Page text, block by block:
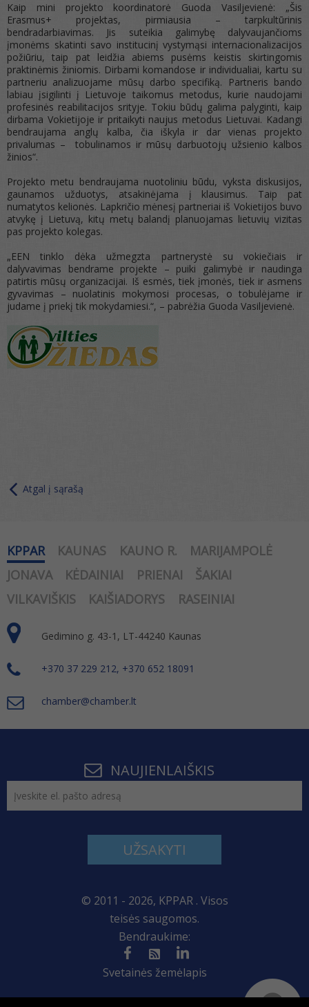
Kaip mini projekto koordinatorė Guoda Vasiljevienė: „Šis
Erasmus+ projektas, pirmiausia – tarpkultūrinis
bendradarbiavimas. Jis suteikia galimybę dalyvaujančioms
įmonėms skatinti savo institucinį vystymąsi internacionalizacijos
požiūriu, taip pat leidžia abiems pusėms keistis skirtingomis
praktinėmis žiniomis. Dirbami komandose ir individualiai, kartu su
partneriu analizuojame mūsų darbo specifiką. Partneris bando
labiau įsigilinti į Lietuvoje taikomus metodus, kurie naudojami
profesinės reabilitacijos srityje. Tokiu būdų galima palyginti, kaip
dirbama Vokietijoje ir pritaikyti naujus metodus Lietuvai. Kadangi
bendraujama anglų kalba, čia iškyla ir dar vienas projekto
privalumas – tobulinamos ir mūsų darbuotojų užsienio kalbos
žinios“.
Projekto metu bendraujama nuotoliniu būdu, vyksta diskusijos,
gaunamos užduotys, atsakinėjama į klausimus. Taip pat
numatytos kelionės. Lapkričio mėnesį partneriai iš Vokietijos buvo
atvykę į Lietuvą, kitų metų balandį planuojamas lietuvių vizitas
pas projekto kolegas.
„EEN tinklo dėka užmegzta partnerystė su vokiečiais ir
dalyvavimas bendrame projekte – puiki galimybė ir naudinga
patirtis mūsų organizacijai. Iš esmės, tiek įmonės, tiek ir asmens
gyvavimas – nuolatinis mokymosi procesas, o tobulėjame ir
judame į priekį tik mokydamiesi.“, – pabrėžia Guoda Vasiljevienė.
Atgal į sąrašą
KPPAR KAUNAS KAUNO R.
MARIJAMPOLĖ
JONAVA
KĖDAINIAI PRIENAI
ŠAKIAI
VILKAVIŠKIS
KAIŠIADORYS RASEINIAI
Gedimino g. 43-1, LT-44240 Kaunas
+370 37 229 212, +370 652 18091
chamber@chamber.lt
NAUJIENLAIŠKIS
UŽSAKYTI
© 2011 - 2026, KPPAR . Visos
teisės saugomos.
Bendraukime:
Svetainės žemėlapis